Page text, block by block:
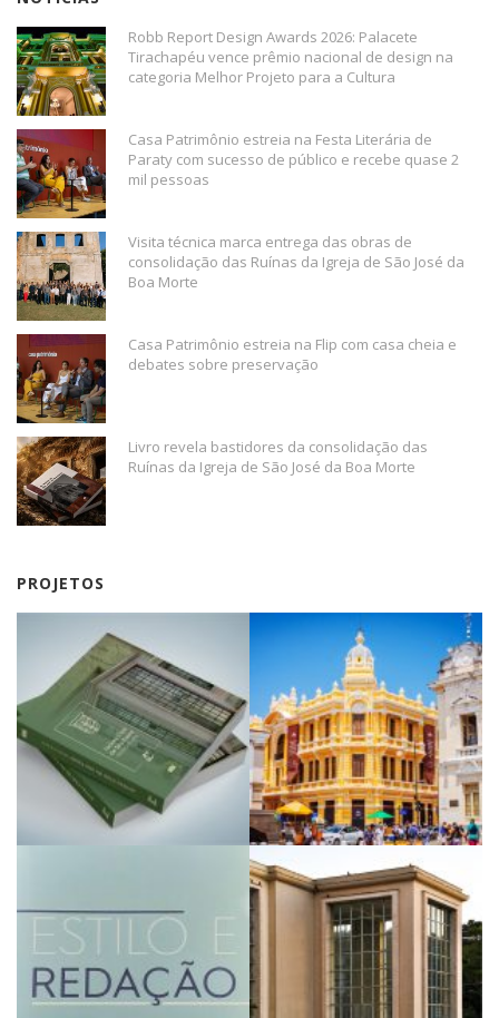
Robb Report Design Awards 2026: Palacete
Tirachapéu vence prêmio nacional de design na
categoria Melhor Projeto para a Cultura
Casa Patrimônio estreia na Festa Literária de
Paraty com sucesso de público e recebe quase 2
mil pessoas
Visita técnica marca entrega das obras de
consolidação das Ruínas da Igreja de São José da
Boa Morte
Casa Patrimônio estreia na Flip com casa cheia e
debates sobre preservação
Livro revela bastidores da consolidação das
Ruínas da Igreja de São José da Boa Morte
PROJETOS